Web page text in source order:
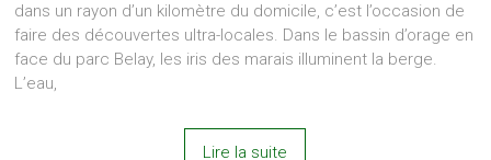
dans un rayon d’un kilomètre du domicile, c’est l’occasion de
faire des découvertes ultra-locales. Dans le bassin d’orage en
face du parc Belay, les iris des marais illuminent la berge.
L’eau,
Lire la suite